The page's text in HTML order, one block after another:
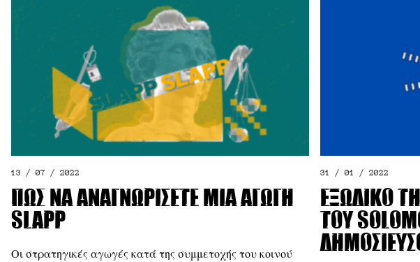
13 / 07 / 2022
Πώς να αναγνωρίσετε μία αγωγή
SLAPP
Οι στρατηγικές αγωγές κατά της συμμετοχής του κοινού
31 / 01 / 2022
Εξώδικο
του